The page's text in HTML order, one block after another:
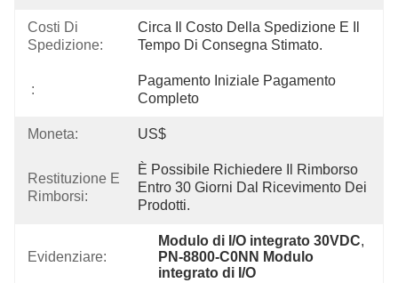
Costi Di
Spedizione:
Circa Il Costo Della Spedizione E Il
Tempo Di Consegna Stimato.
:
Pagamento Iniziale Pagamento
Completo
Moneta: US$
Restituzione E
Rimborsi:
È Possibile Richiedere Il Rimborso
Entro 30 Giorni Dal Ricevimento Dei
Prodotti.
Evidenziare:
Modulo di I/O integrato 30VDC,
PN-8800-C0NN Modulo
integrato di I/O